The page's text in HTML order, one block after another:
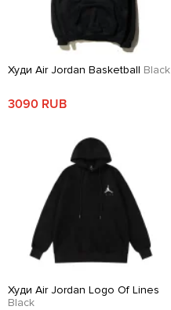
Худи Air Jordan Basketball Black
3090 RUB
Худи Air Jordan Logo Of Lines
Black